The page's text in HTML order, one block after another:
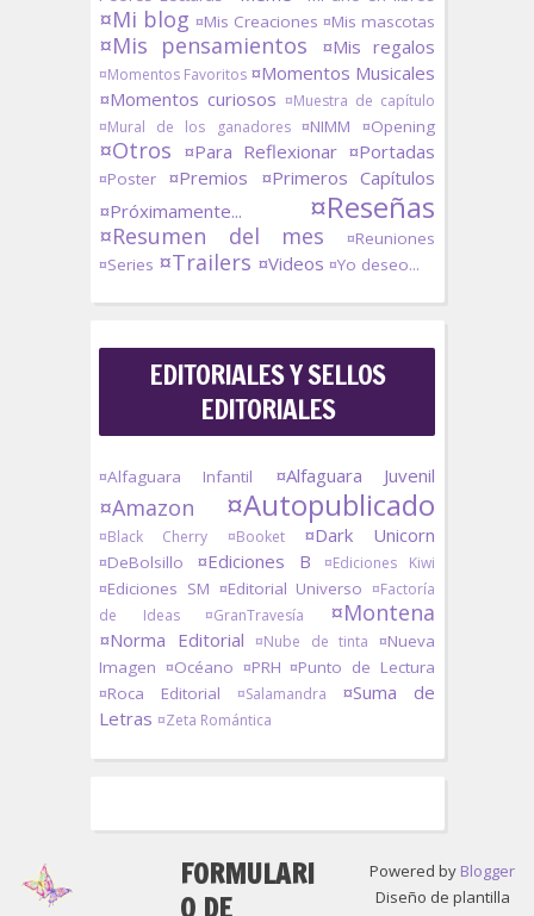
¤Mi blog ¤Mis Creaciones ¤Mis mascotas
¤Mis pensamientos ¤Mis regalos
¤Momentos Favoritos ¤Momentos Musicales
¤Momentos curiosos ¤Muestra de capítulo
¤Mural de los ganadores ¤NIMM ¤Opening
¤Otros ¤Para Reflexionar ¤Portadas
¤Poster ¤Premios
¤Primeros Capítulos
¤Próximamente...
¤Reseñas
¤Resumen del mes
¤Reuniones
¤Series ¤Trailers ¤Videos ¤Yo deseo...
EDITORIALES Y SELLOS
EDITORIALES
¤Alfaguara Infantil ¤Alfaguara Juvenil
¤Amazon ¤Autopublicado
¤Black Cherry ¤Booket ¤Dark Unicorn
¤DeBolsillo ¤Ediciones B ¤Ediciones Kiwi
¤Ediciones SM ¤Editorial Universo ¤Factoría
de Ideas
¤GranTravesía ¤Montena
¤Norma Editorial ¤Nube de tinta ¤Nueva
Imagen ¤Océano ¤PRH ¤Punto de Lectura
¤Roca Editorial
¤Salamandra
¤Suma de
Letras ¤Zeta Romántica
FORMULARI
Powered by Blogger
Diseño de plantilla